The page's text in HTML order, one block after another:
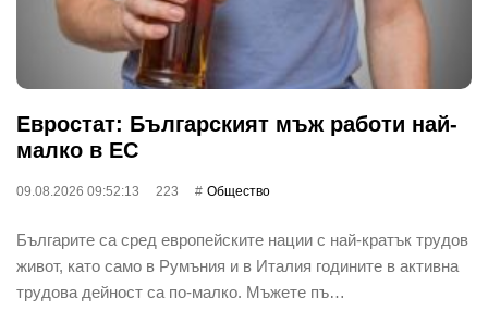
Евростат: Българският мъж работи най-
малко в ЕС
09.08.2026 09:52:13 223 Общество
Българите са сред европейските нации с най-кратък трудов
живот, като само в Румъния и в Италия годините в активна
трудова дейност са по-малко. Мъжете пъ…